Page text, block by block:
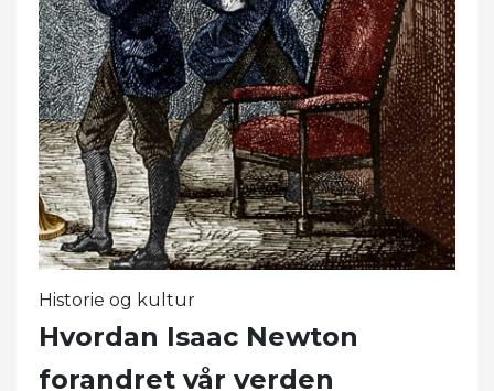
Historie og kultur
Hvordan Isaac Newton
forandret vår verden